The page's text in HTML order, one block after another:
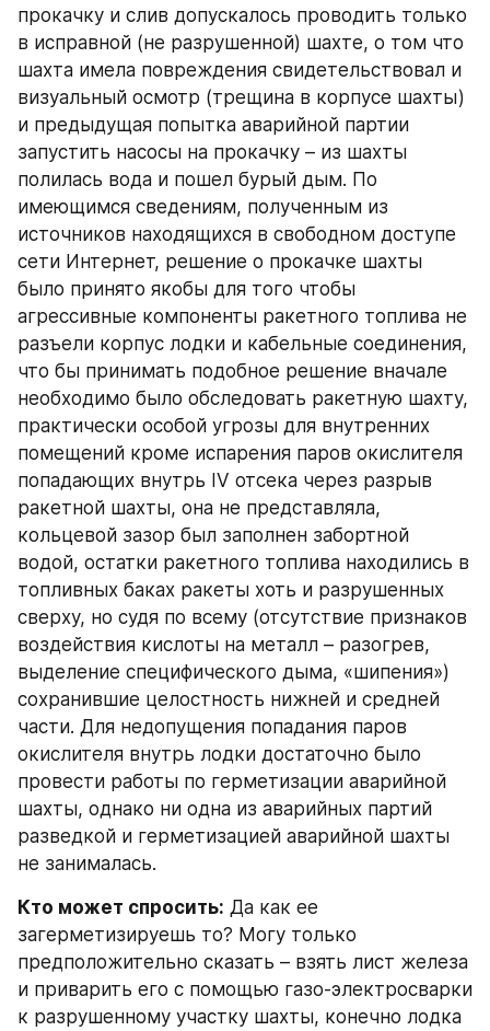
прокачку и слив допускалось проводить только
в исправной (не разрушенной) шахте, о том что
шахта имела повреждения свидетельствовал и
визуальный осмотр (трещина в корпусе шахты)
и предыдущая попытка аварийной партии
запустить насосы на прокачку – из шахты
полилась вода и пошел бурый дым. По
имеющимся сведениям, полученным из
источников находящихся в свободном доступе
сети Интернет, решение о прокачке шахты
было принято якобы для того чтобы
агрессивные компоненты ракетного топлива не
разъели корпус лодки и кабельные соединения,
что бы принимать подобное решение вначале
необходимо было обследовать ракетную шахту,
практически особой угрозы для внутренних
помещений кроме испарения паров окислителя
попадающих внутрь IV отсека через разрыв
ракетной шахты, она не представляла,
кольцевой зазор был заполнен забортной
водой, остатки ракетного топлива находились в
топливных баках ракеты хоть и разрушенных
сверху, но судя по всему (отсутствие признаков
воздействия кислоты на металл – разогрев,
выделение специфического дыма, «шипения»)
сохранившие целостность нижней и средней
части. Для недопущения попадания паров
окислителя внутрь лодки достаточно было
провести работы по герметизации аварийной
шахты, однако ни одна из аварийных партий
разведкой и герметизацией аварийной шахты
не занималась.
Кто может спросить: Да как ее
загерметизируешь то? Могу только
предположительно сказать – взять лист железа
и приварить его с помощью газо-электросварки
к разрушенному участку шахты, конечно лодка